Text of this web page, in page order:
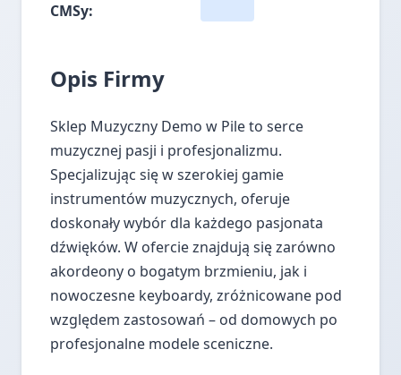
CMSy:
Opis Firmy
Sklep Muzyczny Demo w Pile to serce
muzycznej pasji i profesjonalizmu.
Specjalizując się w szerokiej gamie
instrumentów muzycznych, oferuje
doskonały wybór dla każdego pasjonata
dźwięków. W ofercie znajdują się zarówno
akordeony o bogatym brzmieniu, jak i
nowoczesne keyboardy, zróżnicowane pod
względem zastosowań – od domowych po
profesjonalne modele sceniczne.